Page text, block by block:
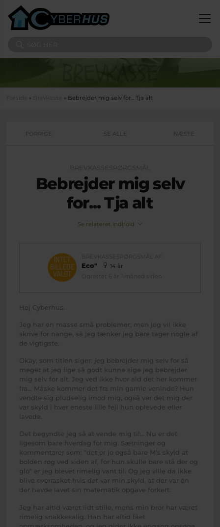
Du er her
» Brevkasse » Bebrejder mig selv for... Tja alt
FORRIGE SE ALLE NÆSTE
BREVKASSESPØRGSMÅL
Bebrejder mig selv
for... Tja alt
Se relateret indhold
BREVKASSESPØRGSMÅL AF
Eco"
14 år
Oprettet 6 år 1 måned siden
Hej Cyberhus.
Jeg har en masse små problemer, men jeg vil ikke
skrive for nange, så jeg tænker jeg bare tager nogle af
de vigtigste.
Okay, som titlen siger: jeg bebrejder mig selv for så
meget at jeg lige så godt kunne sige jeg bebrejder
mig selv for alt. Jeg ved ikke hvor ald det her kommer
fra... Måske kommer det fra min gamle veninde? Hun
vendte sig pludselig imod mig, også var det mig der
var skyld i hver eneste lille fejl hun oplevede eller
lavede.
Det begyndte jeg så at vende mig til... Nu er det
ligesom bare hverdag for mig. Sætninger og
kommentarer som: "det er jo også bare M's skyld at
bolden røg ved siden af, for hun skulle bare stå der og
glo" er jeg blevet rimelig vant til. Og jeg ville da ikke
blive overrasket hvis det var min skyld, at der var én
der havde lavet sin matematik opgave forkert.
Jeg har altid været lidt stille, mens min bror har været
rimelig snakkesalig. Han har altid fået